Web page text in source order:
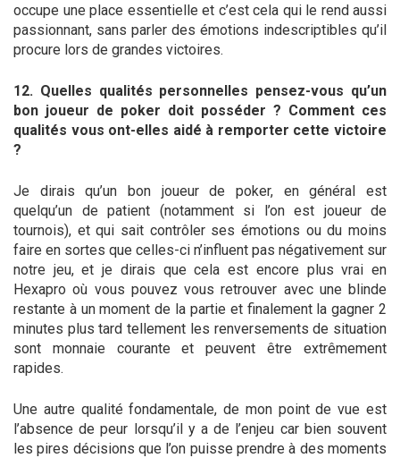
occupe une place essentielle et c’est cela qui le rend aussi
passionnant, sans parler des émotions indescriptibles qu’il
procure lors de grandes victoires.
12. Quelles qualités personnelles pensez-vous qu’un
bon joueur de poker doit posséder ? Comment ces
qualités vous ont-elles aidé à remporter cette victoire
?
Je dirais qu’un bon joueur de poker, en général est
quelqu’un de patient (notamment si l’on est joueur de
tournois), et qui sait contrôler ses émotions ou du moins
faire en sortes que celles-ci n’influent pas négativement sur
notre jeu, et je dirais que cela est encore plus vrai en
Hexapro où vous pouvez vous retrouver avec une blinde
restante à un moment de la partie et finalement la gagner 2
minutes plus tard tellement les renversements de situation
sont monnaie courante et peuvent être extrêmement
rapides.
Une autre qualité fondamentale, de mon point de vue est
l’absence de peur lorsqu’il y a de l’enjeu car bien souvent
les pires décisions que l’on puisse prendre à des moments
Coverage
News
Chroniques &
La Team